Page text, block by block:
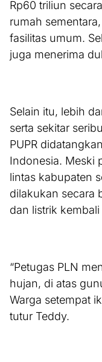
Rp60 triliun
rumah
fasilitas umum.
juga menerima
Selain itu, lebih
serta sekitar
PUPR
Indonesia. Meski
lintas kabupaten
dilakukan secara
dan listrik
“Petugas PLN
hujan, di atas
Warga setempat
tutur Teddy.